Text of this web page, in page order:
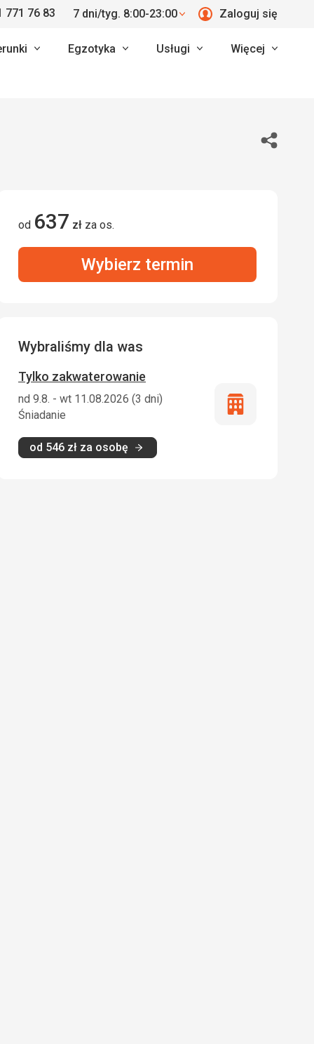
771 76 83 7 dni/tyg. 8:00-23:00 Zaloguj się
Egzotyka Usługi Więcej
od 637 zł za os.
Wybierz termin
Wybraliśmy dla was
Tylko zakwaterowanie
nd 9.8. - wt 11.08.2026 (3 dni)
Śniadanie
od 546 zł za osobę
Tylko